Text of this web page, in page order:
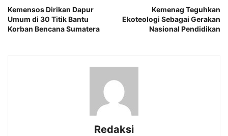
Kemensos Dirikan Dapur
Umum di 30 Titik Bantu
Korban Bencana Sumatera
Kemenag Teguhkan
Ekoteologi Sebagai Gerakan
Nasional Pendidikan
Redaksi